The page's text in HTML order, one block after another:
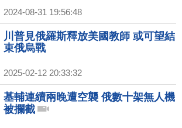
2024-08-31 19:56:48
川普見俄羅斯釋放美國教師 或可望結
束俄烏戰
2025-02-12 20:33:32
基輔連續兩晚遭空襲 俄數十架無人機
被攔截